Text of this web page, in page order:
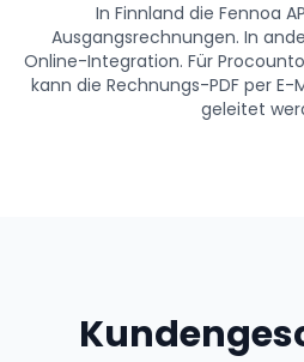
In Finnland die Fennoa
Ausgangsrechnungen. In
Online-Integration. Für
kann die Rechnungs-PDF per
geleitet